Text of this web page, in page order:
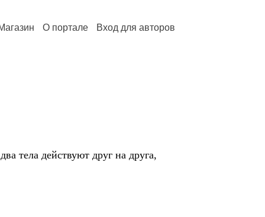
О портале Вход для авторов
тела действуют друг на друга,